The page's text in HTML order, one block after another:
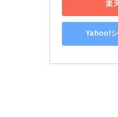
楽
Yahoo!